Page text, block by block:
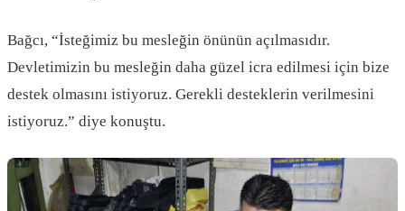
Bağcı, “İsteğimiz bu mesleğin önünün açılmasıdır.
Devletimizin bu mesleğin daha güzel icra edilmesi için bize
destek olmasını istiyoruz. Gerekli desteklerin verilmesini
istiyoruz.” diye konuştu.